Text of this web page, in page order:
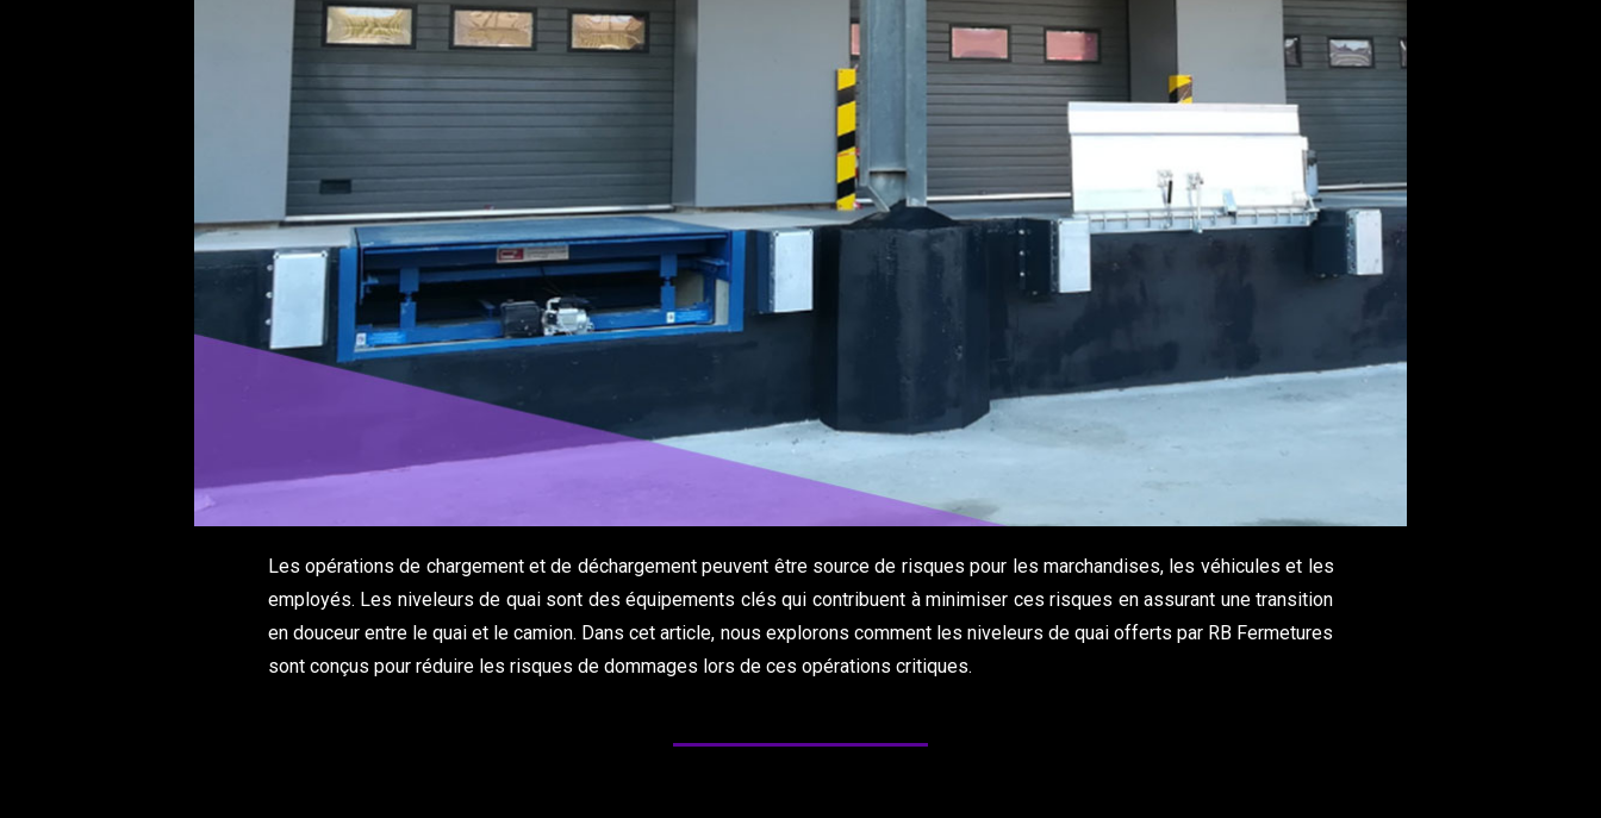
Les opérations de chargement et de déchargement peuvent être source de risques pour les marchandises, les véhicules et les
employés. Les niveleurs de quai sont des équipements clés qui contribuent à minimiser ces risques en assurant une transition
en douceur entre le quai et le camion. Dans cet article, nous explorons comment les niveleurs de quai offerts par RB Fermetures
sont conçus pour réduire les risques de dommages lors de ces opérations critiques.